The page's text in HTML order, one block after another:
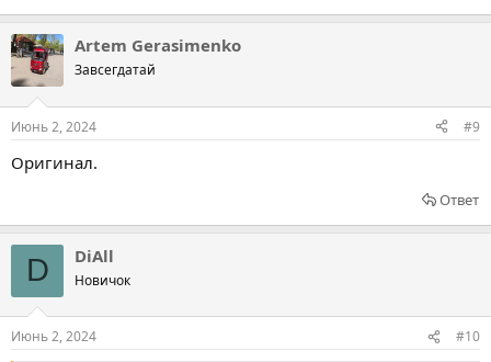
Artem Gerasimenko
Завсегдатай
Июнь 2, 2024 #9
Оригинал.
Ответ
D DiAll
Новичок
Июнь 2, 2024 #10